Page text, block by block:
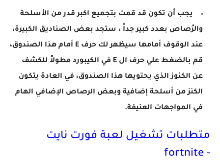
يجب أن تكون قد قمت بتجميع اكبر قدر من الأسلحة
والرُصاص بعدد كبير جداً ، ستجد بعض الصناديق الكبيرة،
عند الوقوف أمامها سيظهر لك حرف E أمام هذا الصندوق،
قم بالضغط علي حرف ال E في الكيبورد مطولاً للكشف
عن الكنوز الذي يحتويها هذا الصندوق، في العادة يتكون
الكنز من أسلحة إضافية وبعض الرصاص الإضافي الهام
في المواجهات العنيفة.
متطلبات تشغيل لعبة فورت نايت
- fortnite